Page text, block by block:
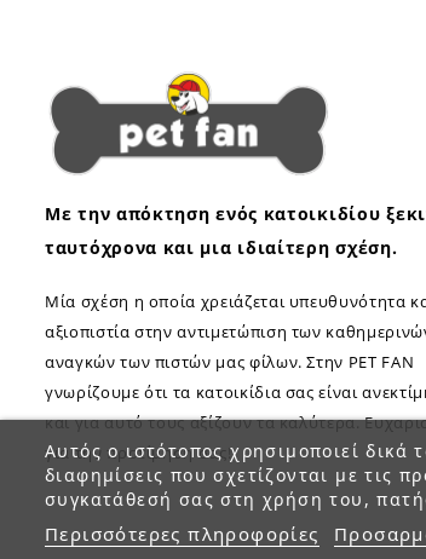
Με την απόκτηση ενός κατοικιδίου
ταυτόχρονα και μια ιδιαίτερη σχέση.
Μία σχέση η οποία χρειάζεται υπευθυνότητα
αξιοπιστία στην αντιμετώπιση των
αναγκών των πιστών μας φίλων. Στην PET FAN
γνωρίζουμε ότι τα κατοικίδια σας είναι
και για αυτό τους αξίζουν τα καλύτερα.
για την προτίμηση σας!
Αυτός ο ιστότοπος χρησιμοποιεί δικά
διαφημίσεις που σχετίζονται με τις
συγκατάθεσή σας στη χρήση του,
Περισσότερες πληροφορίες